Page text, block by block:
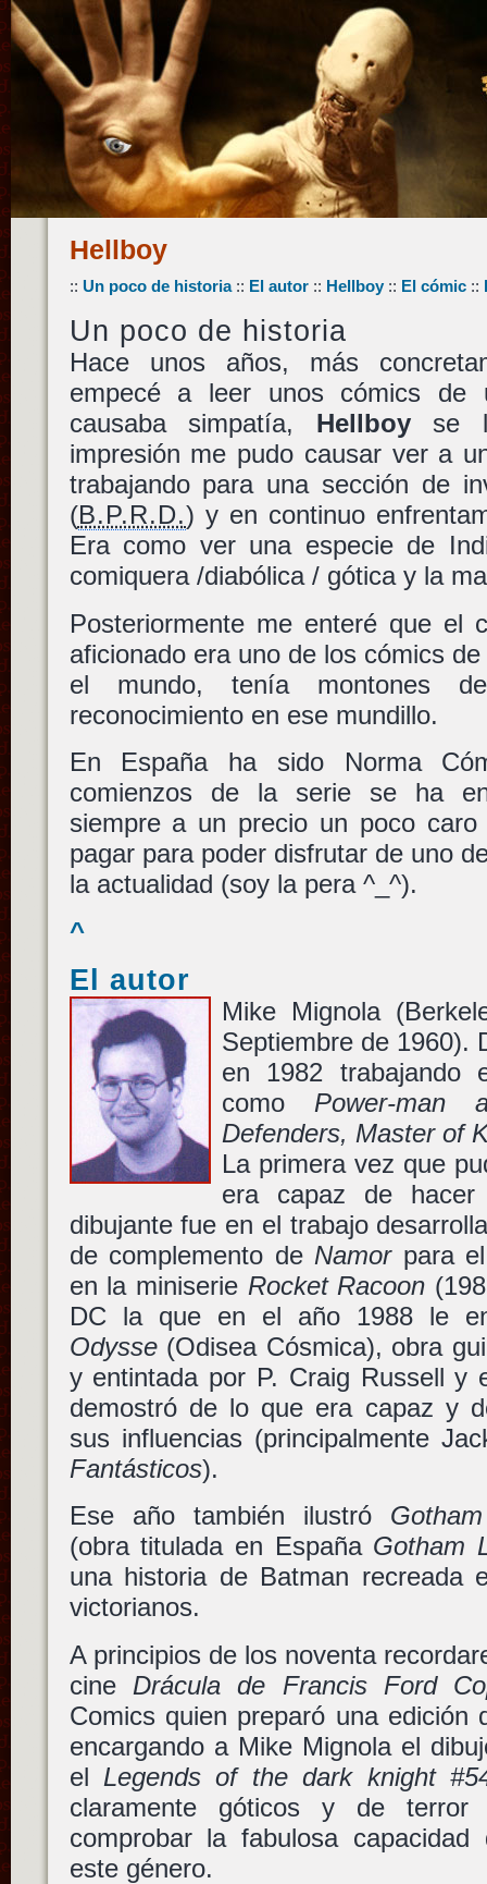
Hellboy
:: Un poco de historia:: El autor:: Hellboy:: El cómic::
Un poco de historia
Hace unos años, más
empecé a leer unos cómics de
causaba simpatía, Hellboyse
impresión me pudo causar ver a
trabajando para una sección de
(B.P.R.D.) y en continuo
Era como ver una especie de
comiquera /diabólica / gótica y la
Posteriormente me enteré que el
aficionado era uno de los cómics
el mundo, tenía montones
reconocimiento en ese mundillo.
En España ha sido Norma
comienzos de la serie se ha
siempre a un precio un poco
pagar para poder disfrutar de uno
la actualidad (soy la pera ^_^).
^
El autor
Mike Mignola
Septiembre de 1960).
en 1982 trabajando
como Power-
Defenders, Master of
La primera vez que
era capaz de
dibujante fue en el trabajo
de complemento de Namorpara
en la miniserie Rocket Racoon
DC la que en el año 1988 le
Odysse(Odisea Cósmica), obra
y entintada por P. Craig Russell y
demostró de lo que era capaz y
sus influencias (principalmente
Fantásticos).
Ese año también ilustró
(obra titulada en España Gotham
una historia de Batman recreada
victorianos.
A principios de los noventa
cine Drácula de Francis Ford
Comics quien preparó una edición
encargando a Mike Mignola el
el Legends of the dark knight
claramente góticos y de
comprobar la fabulosa
este género.